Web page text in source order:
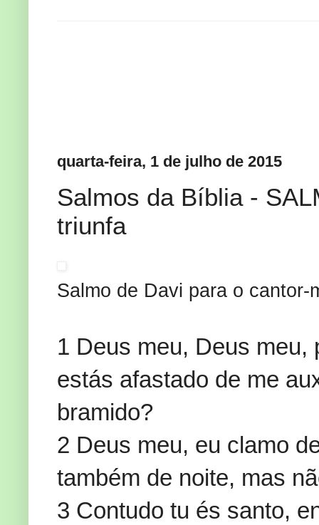
quarta-feira, 1 de julho de 2015
Salmos da Bíblia -
triunfa
Salmo de Davi para o
1 Deus meu, Deus meu,
estás afastado de me
bramido?
2 Deus meu, eu clamo
também de noite, mas
3 Contudo tu és santo,